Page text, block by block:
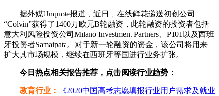
据外媒Unquote报道，近日，在线鲜花递送初创公司
“Colvin”获得了1400万欧元B轮融资，此轮融资的投资者包括
意大利风险投资公司Milano Investment Partners、P101以及西班
牙投资者Samaipata。对于新一轮融资的资金，该公司将用来
扩大其市场规模，继续在西班牙等国进行业务扩张。
今日热点相关报告推荐，点击阅读行业趋势：
教育行业：
《2020中国高考志愿填报行业用户需求及就业